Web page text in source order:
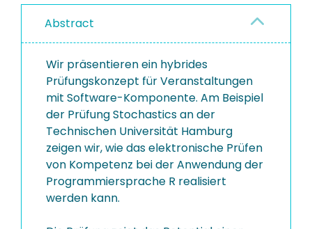
Abstract
Wir präsentieren ein hybrides
Prüfungskonzept für Veranstaltungen
mit Software-Komponente. Am Beispiel
der Prüfung Stochastics an der
Technischen Universität Hamburg
zeigen wir, wie das elektronische Prüfen
von Kompetenz bei der Anwendung der
Programmiersprache R realisiert
werden kann.